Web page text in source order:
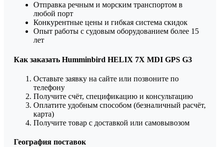
Отправка речным и морским транспортом в
любой порт
Конкурентные цены и гибкая система скидок
Опыт работы с судовым оборудованием более 15
лет
Как заказать Humminbird HELIX 7X MDI GPS G3
Оставьте заявку на сайте или позвоните по
телефону
Получите счёт, спецификацию и консультацию
Оплатите удобным способом (безналичный расчёт,
карта)
Получите товар с доставкой или самовывозом
География поставок